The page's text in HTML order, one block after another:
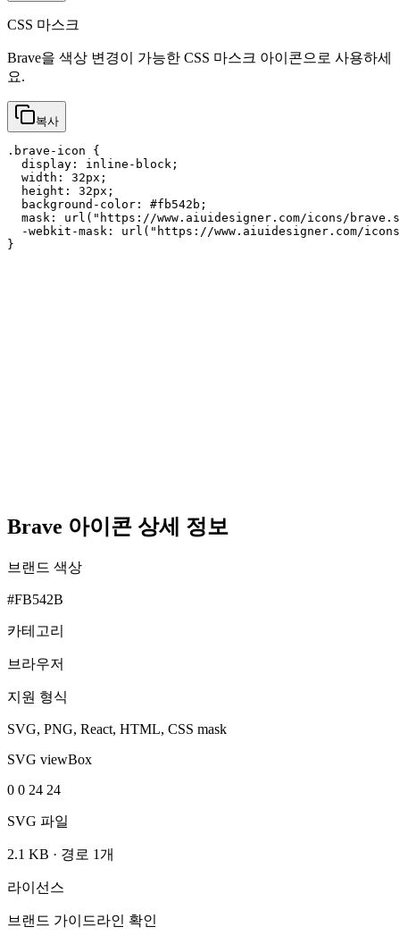
CSS 마스크
Brave을 색상 변경이 가능한 CSS 마스크 아이콘으로 사용하세
요.
복사
.brave-icon {
  display: inline-block;
  width: 32px;
  height: 32px;
  background-color: #fb542b;
mask: url("https://www.aiuidesigner.com/icons/
-webkit-mask: url("https://www.aiuidesigner.com/
}
Brave 아이콘 상세 정보
브랜드 색상
#FB542B
카테고리
브라우저
지원 형식
SVG, PNG, React, HTML, CSS mask
SVG viewBox
0 0 24 24
SVG 파일
2.1 KB · 경로 1개
라이선스
브랜드 가이드라인 확인